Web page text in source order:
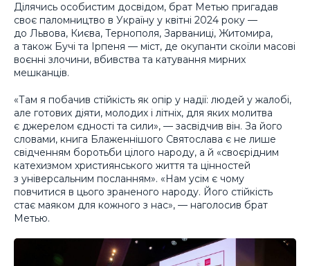
Ділячись особистим досвідом, брат Метью пригадав
своє паломництво в Україну у квітні 2024 року —
до Львова, Києва, Тернополя, Зарваниці, Житомира,
а також Бучі та Ірпеня — міст, де окупанти скоїли масові
воєнні злочини, вбивства та катування мирних
мешканців.
«Там я побачив стійкість як опір у надії: людей у жалобі,
але готових діяти, молодих і літніх, для яких молитва
є джерелом єдності та сили», — засвідчив він. За його
словами, книга Блаженнішого Святослава є не лише
свідченням боротьби цілого народу, а й «своєрідним
катехизмом християнського життя та цінностей
з універсальним посланням». «Нам усім є чому
повчитися в цього зраненого народу. Його стійкість
стає маяком для кожного з нас», — наголосив брат
Метью.